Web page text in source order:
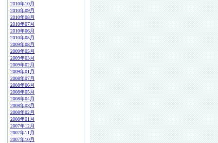
2010年10月
2010年09月
2010年08月
2010年07月
2010年06月
2010年05月
2009年08月
2009年05月
2009年03月
2009年02月
2009年01月
2008年07月
2008年06月
2008年05月
2008年04月
2008年03月
2008年02月
2008年01月
2007年12月
2007年11月
2007年10月